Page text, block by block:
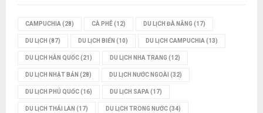
CAMPUCHIA (28) CÀ PHÊ(12) DU LỊCH ĐÀ NẴNG (17)
DU LỊCH (87) DU LỊCH BIỂN (10) DU LỊCH CAMPUCHIA (13)
DU LỊCH HÀN QUỐC(21) DU LỊCH NHA TRANG (12)
DU LỊCH NHẬT BẢN (28) DU LỊCH NƯỚC NGOÀI (32)
DU LỊCH PHÚ QUỐC(16) DU LỊCH SAPA (17)
DU LỊCH THÁI LAN (17) DU LỊCH TRONG NƯỚC(34)